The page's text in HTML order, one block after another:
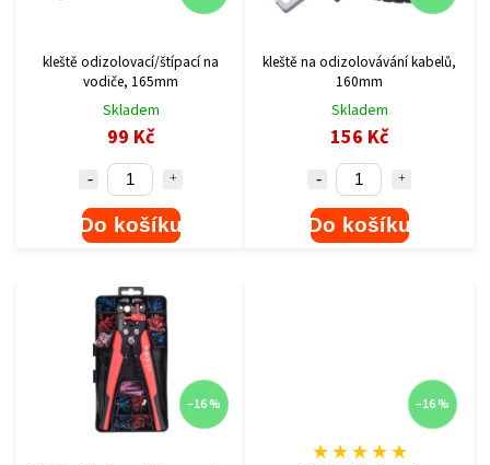
kleště odizolovací/štípací na
vodiče, 165mm
Skladem
99 Kč
Do košíku
kleště na odizolovávání kabelů,
160mm
Skladem
156 Kč
Do košíku
–16 % –16 %
★ ★ ★ ★ ★